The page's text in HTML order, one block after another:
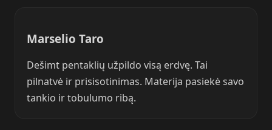
Marselio Taro
Dešimt pentaklių užpildo visą erdvę. Tai
pilnatvė ir prisisotinimas. Materija pasiekė savo
tankio ir tobulumo ribą.